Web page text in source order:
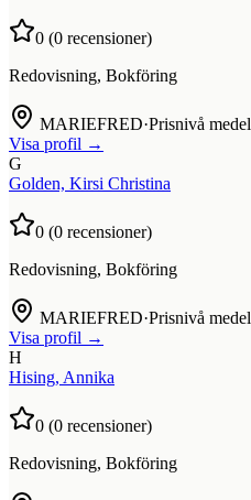
0 (0 recensioner)
Redovisning, Bokföring
MARIEFRED·Prisnivå medel
Visa profil →
G
Golden, Kirsi Christina
0 (0 recensioner)
Redovisning, Bokföring
MARIEFRED·Prisnivå medel
Visa profil →
H
Hising, Annika
0 (0 recensioner)
Redovisning, Bokföring